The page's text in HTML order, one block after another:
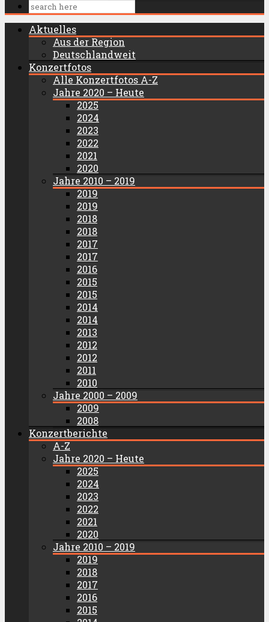
Aktuelles
Aus der Region
Deutschlandweit
Konzertfotos
Alle Konzertfotos A-Z
Jahre 2020 – Heute
2025
2024
2023
2022
2021
2020
Jahre 2010 – 2019
2019
2019
2018
2018
2017
2017
2016
2015
2015
2014
2014
2013
2012
2012
2011
2010
Jahre 2000 – 2009
2009
2008
Konzertberichte
A-Z
Jahre 2020 – Heute
2025
2024
2023
2022
2021
2020
Jahre 2010 – 2019
2019
2018
2017
2016
2015